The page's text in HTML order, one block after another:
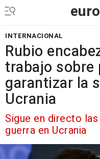
INTERNACIONAL
Rubio
trabajo sobre
garantizar la
Ucrania
Sigue en directo
guerra en Ucrania